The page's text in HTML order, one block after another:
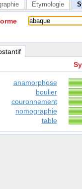
Etymologie
anamorphose
boulier
couronnement
nomographie
table